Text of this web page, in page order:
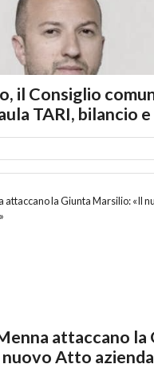
il Consiglio
TARI, bilancio
attaccano la
Atto